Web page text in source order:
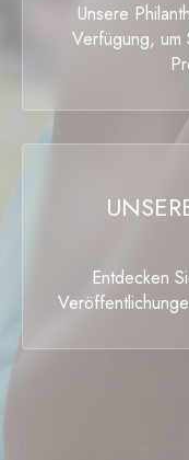
Unsere
Verfügung, um
Entdecken